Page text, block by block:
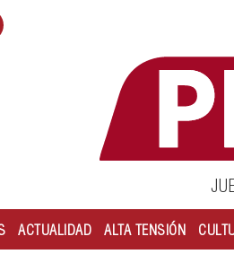
ACTUALIDAD ALTA TENSIÓN